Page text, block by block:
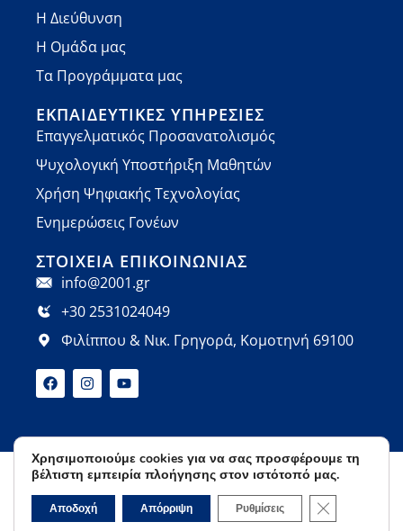
Η Διεύθυνση
Η Ομάδα μας
Τα Προγράμματα μας
ΕΚΠΑΙΔΕΥΤΙΚΈΣ ΥΠΗΡΕΣΊΕΣ
Επαγγελματικός Προσανατολισμός
Ψυχολογική Υποστήριξη Μαθητών
Χρήση Ψηφιακής Τεχνολογίας
Ενημερώσεις Γονέων
ΣΤΟΙΧΕΊΑ ΕΠΙΚΟΙΝΩΝΊΑΣ
info@2001.gr
+30 2531024049
Φιλίππου & Νικ. Γρηγορά, Κομοτηνή 69100
© 2026 Φροντιστήρια Ορόσημο | Developed by
Cactus
Όροι ΧρήσηςΠολιτική Απορρήτου
Χρησιμοποιούμε cookies για να σας προσφέρουμε τη
βέλτιστη εμπειρία πλοήγησης στον ιστότοπό μας.
Αποδοχή Απόρριψη Ρυθμίσεις Κλείσιμο του